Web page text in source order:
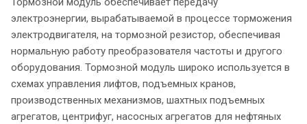
электроэнергии, вырабатываемой в процессе торможения
электродвигателя, на тормозной резистор, обеспечивая
нормальную работу преобразователя частоты и другого
оборудования. Тормозной модуль широко используется в
схемах управления лифтов, подъемных кранов,
производственных механизмов, шахтных подъемных
агрегатов, центрифуг, насосных агрегатов для нефтяных